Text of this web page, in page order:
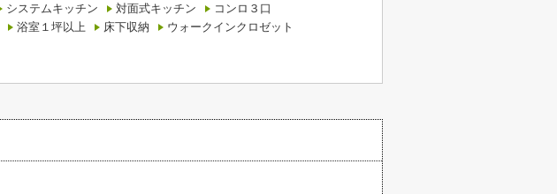
システムキッチン 対面式キッチン
コンロ３口
浴室１坪以上 床下収納
ウォークインクロゼット